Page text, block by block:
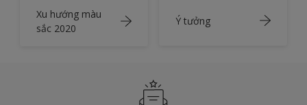
Xu hướng màu
sắc 2020
Ý tưởng